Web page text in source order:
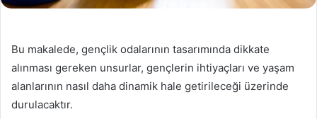
Bu makalede, gençlik odalarının tasarımında dikkate
alınması gereken unsurlar, gençlerin ihtiyaçları ve yaşam
alanlarının nasıl daha dinamik hale getirileceği üzerinde
durulacaktır.